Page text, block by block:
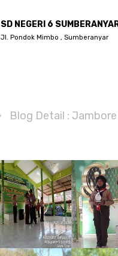
SD NEGERI 6
Jl. Pondok Mimbo , Sumberanyar
Blog Detail :